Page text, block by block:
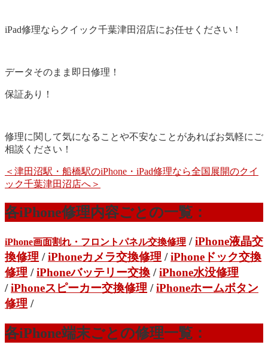
iPad修理ならクイック千葉津田沼店にお任せください！
データそのまま即日修理！
保証あり！
修理に関して気になることや不安なことがあればお気軽にご
相談ください！
＜津田沼駅・船橋駅のiPhone・iPad修理なら全国展開のクイ
ック千葉津田沼店へ＞
各iPhone修理内容ごとの一覧：
iPhone画面割れ・フロントパネル交換修理 /iPhone液晶交
換修理 /iPhoneカメラ交換修理 /iPhoneドック交換
修理 /iPhoneバッテリー交換 /iPhone水没修理
/iPhoneスピーカー交換修理 /iPhoneホームボタン
修理 /
各iPhone端末ごとの修理一覧：